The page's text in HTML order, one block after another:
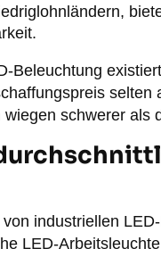
Beleuchtung
schwerer als
industriellen
LED-